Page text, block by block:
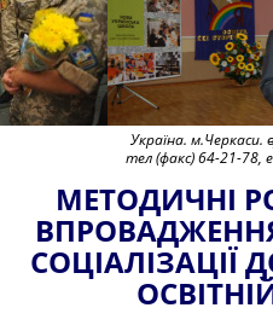
Україна. м.Черкаси.
тел (факс) 64-21-78,
МЕТОДИЧНІ
СОЦІАЛІЗАЦІЇ